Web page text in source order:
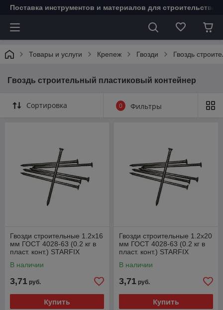
Поставка инструментов и материалов для строительства
Товары и услуги Крепеж Гвозди Гвоздь
Гвоздь строительный пластиковый контейнер
Сортировка 0 Фильтры
Гвозди строительные 1.2х16
мм ГОСТ 4028-63 (0.2 кг в
пласт. конт.) STARFIX
В наличии
3,71 руб.
Купить
Гвозди строительные 1.2х20
мм ГОСТ 4028-63 (0.2 кг в
пласт. конт.) STARFIX
В наличии
3,71 руб.
Купить